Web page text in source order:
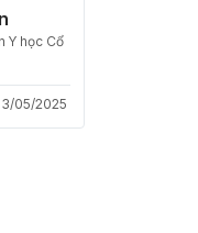
Y học Cổ
05/2025